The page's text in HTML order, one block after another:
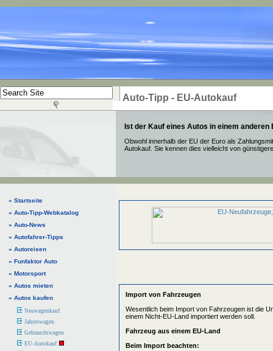
Auto-Tipp - EU-Autokauf
Ist der Kauf eines Autos in einem
Obwohl innerhalb der EU der Euro als
Autokauf. Sie kennen dies vielleicht von
» Startseite
» Auto-Tipp-Webkatalog
» Auto-News
» Autofahrer-Tipps
» Autoreisen
» Funfaktor Auto
» Motorsport
» Autos mieten
» Autos kaufen
Neuwagenkauf
Jahreswagen
Gebrauchtwagen
EU-Autokauf
Import von Fahrzeugen
Wesentlich beim Import von Fahrzeugen ist die
einem Nicht-EU-Land importiert werden soll.
Fahrzeug aus einem EU-Land
Beim Import beachten: